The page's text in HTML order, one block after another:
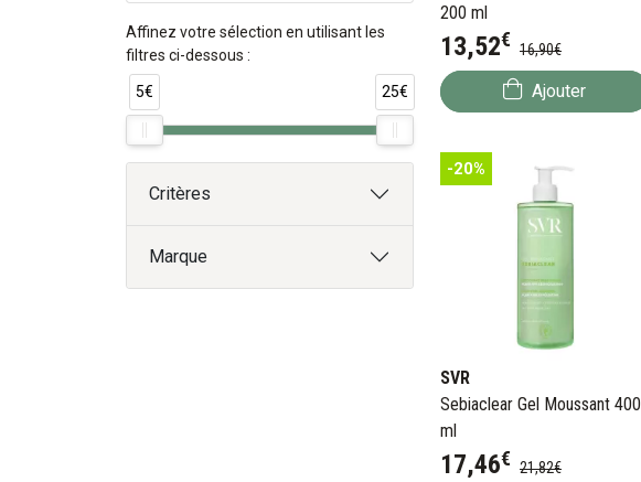
200 ml
13,52€ 16,90€
Ajouter
-20%
SVR
Sebiaclear Gel Moussant 400
ml
17,46€ 21,82€
Affinez votre sélection en utilisant les
filtres ci-dessous :
5€ 25€
Critères
Marque